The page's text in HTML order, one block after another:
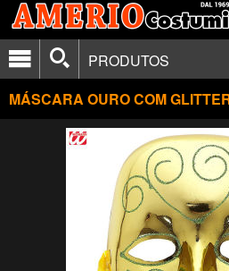
PRODUTOS
MÁSCARA OURO COM